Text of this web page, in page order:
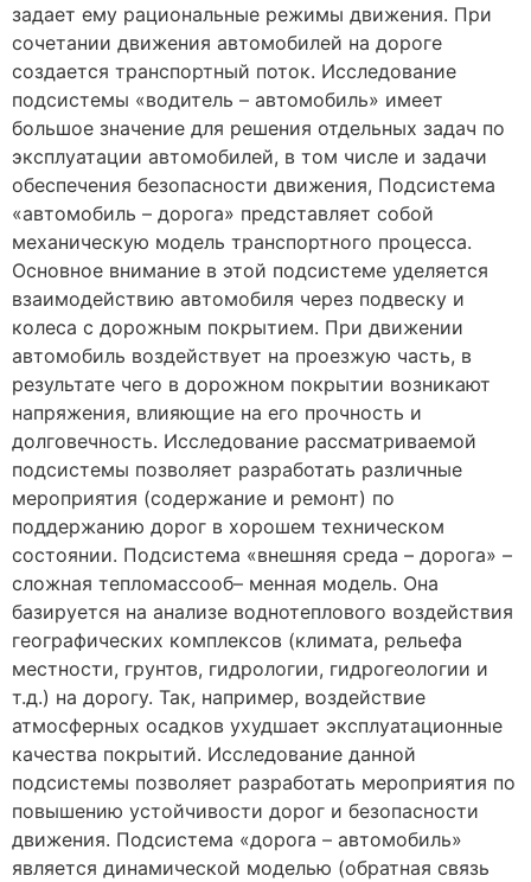
задает ему рациональные режимы движения. При
сочетании движения автомобилей на дороге
создается транспортный поток. Исследование
подсистемы «водитель – автомобиль» имеет
большое значение для решения отдельных задач по
эксплуатации автомобилей, в том числе и задачи
обеспечения безопасности движения, Подсистема
«автомобиль – дорога» представляет собой
механическую модель транспортного процесса.
Основное внимание в этой подсистеме уделяется
взаимодействию автомобиля через подвеску и
колеса с дорожным покрытием. При движении
автомобиль воздействует на проезжую часть, в
результате чего в дорожном покрытии возникают
напряжения, влияющие на его прочность и
долговечность. Исследование рассматриваемой
подсистемы позволяет разработать различные
мероприятия (содержание и ремонт) по
поддержанию дорог в хорошем техническом
состоянии. Подсистема «внешняя среда – дорога» –
сложная тепломассооб– менная модель. Она
базируется на анализе воднотеплового воздействия
географических комплексов (климата, рельефа
местности, грунтов, гидрологии, гидрогеологии и
т.д.) на дорогу. Так, например, воздействие
атмосферных осадков ухудшает эксплуатационные
качества покрытий. Исследование данной
подсистемы позволяет разработать мероприятия по
повышению устойчивости дорог и безопасности
движения. Подсистема «дорога – автомобиль»
является динамической моделью (обратная связь